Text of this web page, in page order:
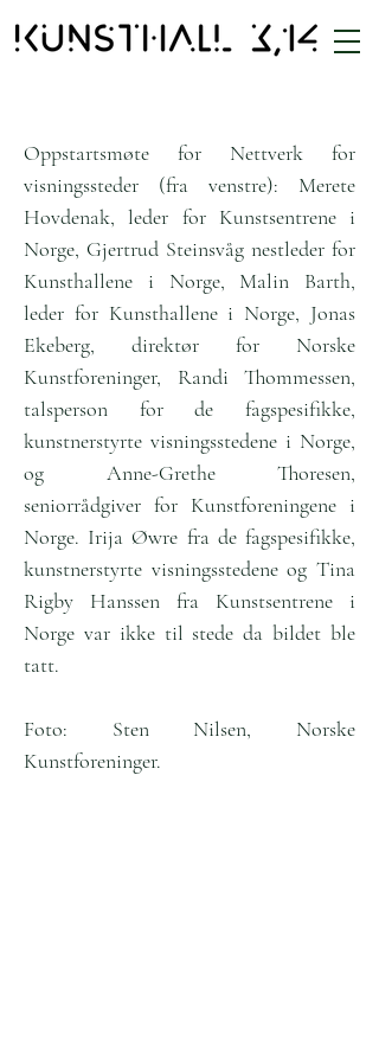
Oppstartsmøte for Nettverk for
visningssteder (fra venstre): Merete
Hovdenak, leder for Kunstsentrene i
Norge, Gjertrud Steinsvåg nestleder for
Kunsthallene i Norge, Malin Barth,
leder for Kunsthallene i Norge, Jonas
Ekeberg, direktør for Norske
Kunstforeninger, Randi Thommessen,
talsperson for de fagspesifikke,
kunstnerstyrte visningsstedene i Norge,
og Anne-Grethe Thoresen,
seniorrådgiver for Kunstforeningene i
Norge. Irija Øwre fra de fagspesifikke,
kunstnerstyrte visningsstedene og Tina
Rigby Hanssen fra Kunstsentrene i
Norge var ikke til stede da bildet ble
tatt.
Foto: Sten Nilsen, Norske
Kunstforeninger.